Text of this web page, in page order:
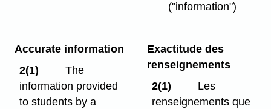
("information")
Accurate information
2(1)
The
information provided
to students by a
Exactitude des
renseignements
2(1)
Les
renseignements que